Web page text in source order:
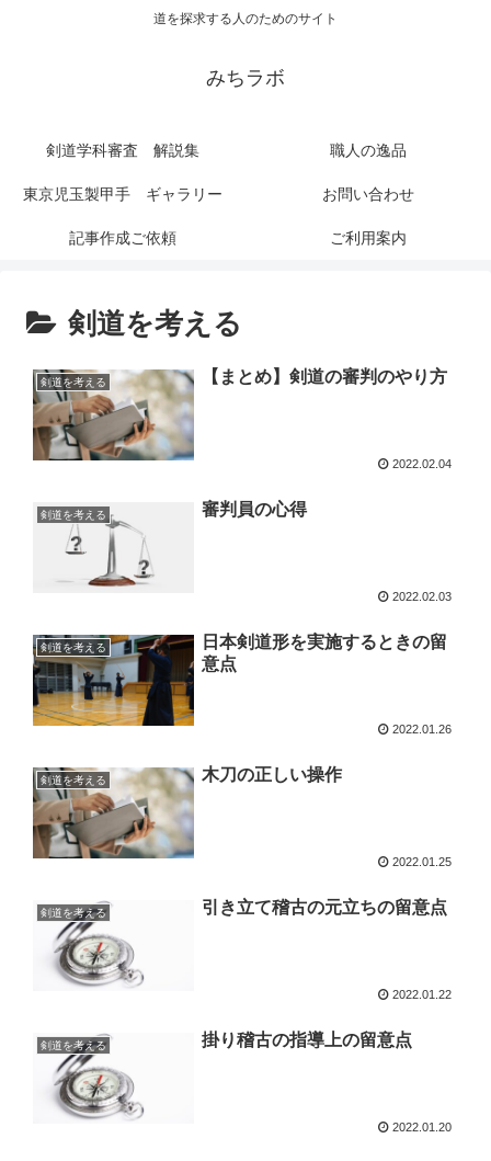
道を探求する人のためのサイト
みちラボ
剣道学科審査 解説集 職人の逸品
東京児玉製甲手 ギャラリー お問い合わせ
記事作成ご依頼 ご利用案内
剣道を考える
剣道を考える 【まとめ】剣道の審判のやり方
2022.02.04
剣道を考える 審判員の心得
2022.02.03
剣道を考える
日本剣道形を実施するときの留
意点
2022.01.26
剣道を考える 木刀の正しい操作
2022.01.25
剣道を考える 引き立て稽古の元立ちの留意点
2022.01.22
剣道を考える 掛り稽古の指導上の留意点
2022.01.20